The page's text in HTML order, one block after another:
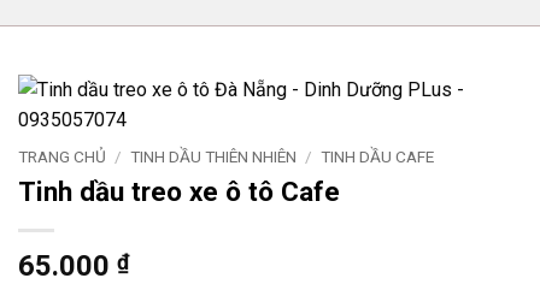
TRANG CHỦ / TINH DẦU THIÊN NHIÊN / TINH DẦU CAFE
Tinh dầu treo xe ô tô Cafe
65.000 ₫